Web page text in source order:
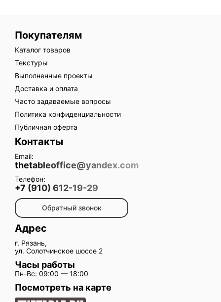
Покупателям
Каталог товаров
Текстуры
Выполненные проекты
Доставка и оплата
Часто задаваемые вопросы
Политика конфиденциальности
Публичная оферта
Контакты
Email:
thetableoffice@yandex.com
Телефон:
+7 (910) 612-19-29
Обратный звонок
Адрес
г. Рязань,
ул. Солотчинское шоссе 2
Часы работы
Пн-Вс: 09:00 — 18:00
Посмотреть на карте